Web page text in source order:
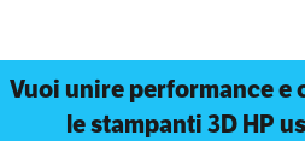
Vuoi unire performance e
le stampanti 3D HP